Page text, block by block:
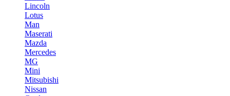
Lincoln
Lotus
Man
Maserati
Mazda
Mercedes
MG
Mini
Mitsubishi
Nissan